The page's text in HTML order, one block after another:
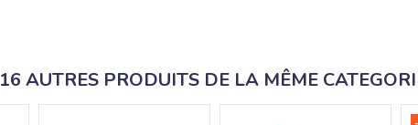
16 AUTRES PRODUITS DE LA MÊME